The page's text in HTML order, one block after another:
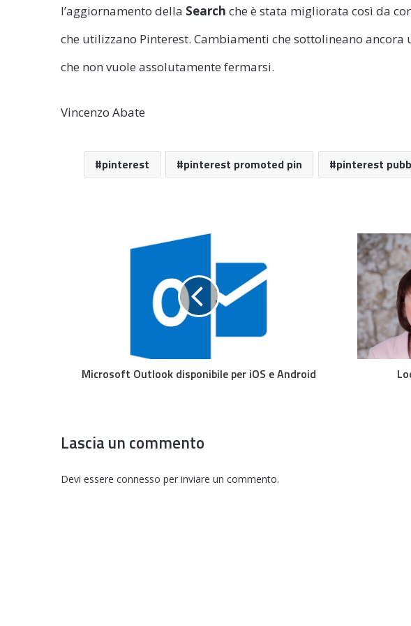
l’aggiornamento della Search che è stata migliorata così da
che utilizzano Pinterest. Cambiamenti che sottolineano
che non vuole assolutamente fermarsi.
Vincenzo Abate
pinterest pinterest promoted pin pinterest
Microsoft Outlook disponibile per iOS e Android
Lascia un commento
Devi essere connesso per inviare un commento.